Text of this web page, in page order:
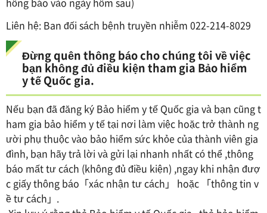
Liên hệ: Ban đối sách bệnh truyền nhiễm 022-214-8029
Đừng quên thông báo cho chúng tôi về việc
bạn không đủ điều kiện tham gia Bảo hiểm
y tế Quốc gia.
Nếu bạn đã đăng ký Bảo hiểm y tế Quốc gia và bạn cũng t
ham gia bảo hiểm y tế tại nơi làm việc hoặc trở thành ng
ười phụ thuộc vào bảo hiểm sức khỏe của thành viên gia
đình, bạn hãy trả lời và gửi lại nhanh nhất có thể ,thông
báo mất tư cách (không đủ điều kiện) ,ngay khi nhận đượ
c giấy thông báo「xác nhận tư cách」 hoặc 「thông tin v
ề tư cách」.